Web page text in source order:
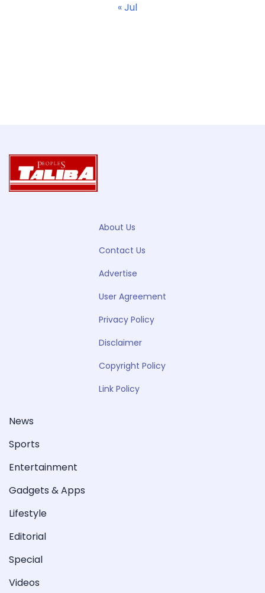
« Jul
About Us
Contact Us
Advertise
User Agreement
Privacy Policy
Disclaimer
Copyright Policy
Link Policy
News
Sports
Entertainment
Gadgets & Apps
Lifestyle
Editorial
Special
Videos